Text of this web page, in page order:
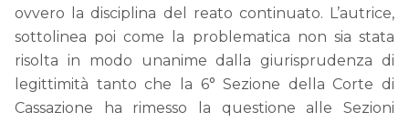
ovvero la disciplina del reato continuato. L’autrice,
sottolinea poi come la problematica non sia stata
risolta in modo unanime dalla giurisprudenza di
legittimità tanto che la 6° Sezione della Corte di
Cassazione ha rimesso la questione alle Sezioni